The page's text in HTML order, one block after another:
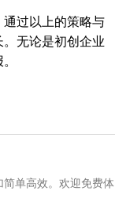
过以上的策略与
无论是初创企业
单高效。欢迎免费体